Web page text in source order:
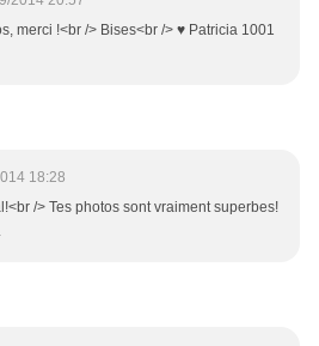
merci !<br /> Bises<br /> ♥ Patricia 1001
18:28
/> Tes photos sont vraiment superbes!